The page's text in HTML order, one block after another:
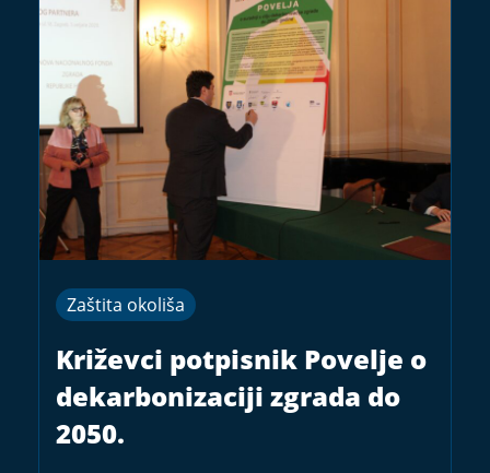
Zaštita okoliša
Križevci potpisnik Povelje o
dekarbonizaciji zgrada do
2050.